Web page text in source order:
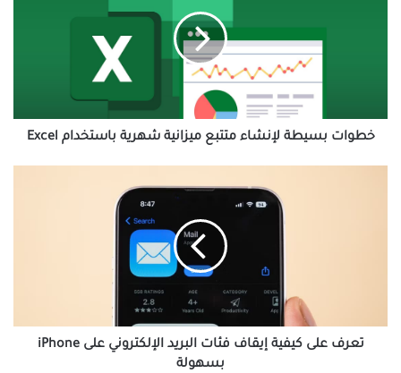
خطوات بسيطة لإنشاء متتبع ميزانية شهرية باستخدام Excel
iPhone
بسهولة
تعرف على كيفية إيقاف فئات البريد الإلكتروني على iPhone
بسهولة